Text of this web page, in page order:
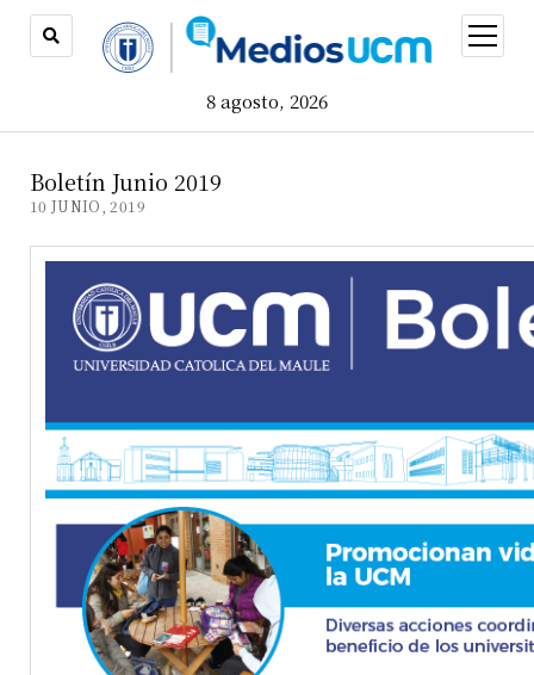
8 agosto, 2026
open
menu
Boletín Junio 2019
10 JUNIO, 2019